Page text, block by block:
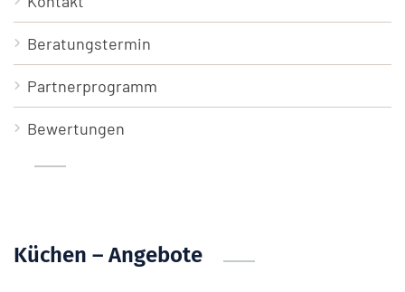
Beratungstermin
Partnerprogramm
Bewertungen
Küchen – Angebote